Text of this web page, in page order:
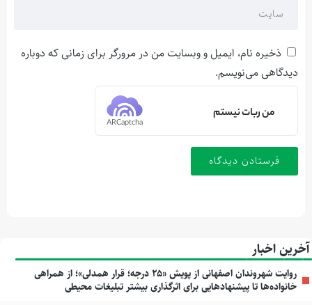
ذخیره نام، ایمیل و وبسایت من در مرورگر برای زمانی که دوباره
دیدگاهی می‌نویسم.
من ربات نیستم
ARCaptcha
آخرین اخبار
روایت شهروندان اصفهانی از پویش «۲۵ درجه؛ قرار همدلی»؛ از همراهی
خانواده‌ها تا پیشنهادهایی برای اثرگذاری بیشتر تبلیغات محیطی